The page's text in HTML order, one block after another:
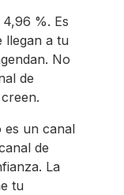
%. Es
llegan a tu
No
de
es un canal
de
La
tu